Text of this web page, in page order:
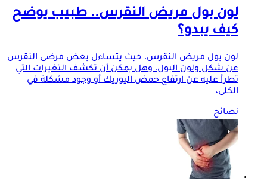
لون بول مريض النقرس.. طبيب يوضح
كيف يبدو؟
لون بول مريض النقرس، حيث يتساءل بعض مرضى النقرس
عن شكل ولون البول، وهل يمكن أن تكشف التغيرات التي
تطرأ عليه عن ارتفاع حمض اليوريك أو وجود مشكلة في
الكلى،
نصائح